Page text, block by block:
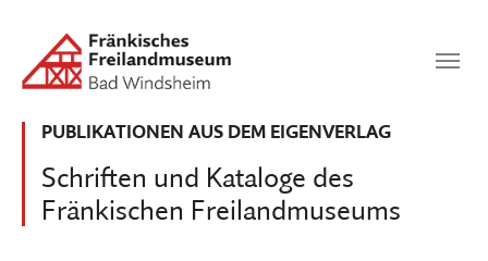
SUCHEN
Schriften und Kataloge des
Fränkischen Freilandmuseums
PUBLIKATIONEN AUS DEM EIGENVERLAG